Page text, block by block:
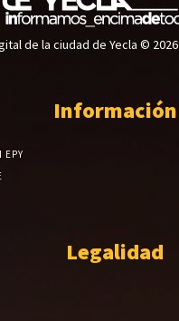
de la ciudad de Yecla © 2026
Información
EPY
Legalidad